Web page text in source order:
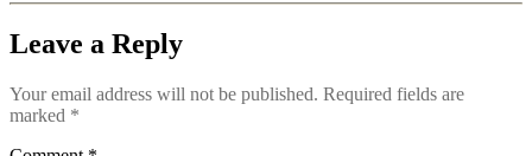
Leave a Reply
Your email address will not be published. Required fields are
marked *